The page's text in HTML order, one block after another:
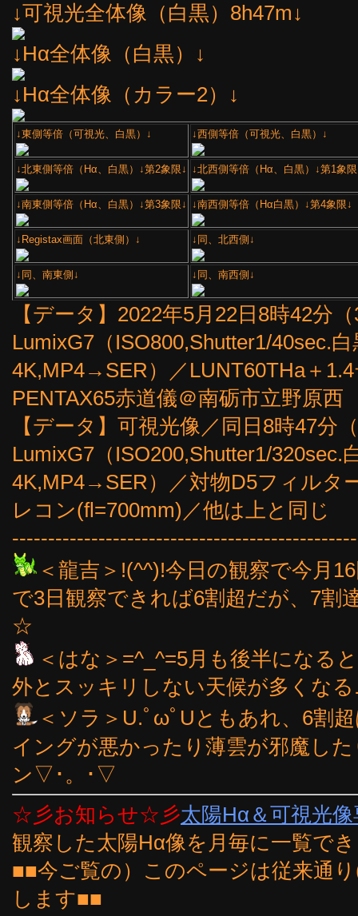
↓可視光全体像（白黒）8h47m↓
↓Hα全体像（白黒）↓
↓Hα全体像（カラー2）↓
↓東側等倍（可視光、白黒）↓ ↓西側等倍（可視光、白黒）↓
↓北東側等倍（Hα、白黒）↓第2象限↓ ↓北西側等倍（Hα、白黒）↓第1象
↓南東側等倍（Hα、白黒）↓第3象限↓ ↓南西側等倍（Hα白黒）↓第4象限↓
↓Registax画面（北東側）↓ ↓同、北西側↓
↓同、南東側↓ ↓同、南西側↓
【データ】2022年5月22日8時42分
LumixG7（ISO800,Shutter1/40sec.
4K,MP4→SER）／LUNT60THa＋
PENTAX65赤道儀＠南砺市立野原西
【データ】可視光像／同日8時47分
LumixG7（ISO200,Shutter1/
4K,MP4→SER）／対物D5フィルタ
レコン(fl=700mm)／他は上と同じ
＜龍吉＞!(^^)!今日の観察で今月
で3日観察できれば6割超だが、7割
☆
＜はな＞=^_^=5月も後半になる
外とスッキリしない天候が多くな
＜ソラ＞U.ﾟωﾟUともあれ、6割
イングが悪かったり薄雲が邪魔し
ン▽･。･▽
☆彡お知らせ☆彡太陽Hα＆可視光
観察した太陽Hα像を月毎に一覧で
■■今ご覧の）このページは従来通
します■■